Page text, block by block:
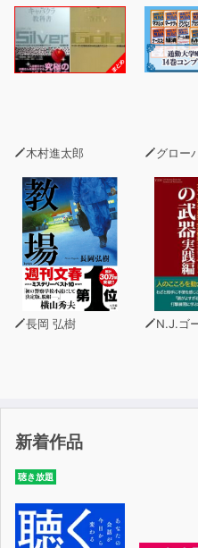
木村進太郎 グローバルタ
長岡 弘樹 N.J.ゴール
新着作品
聴き放題